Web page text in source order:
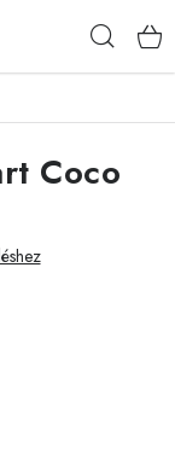
Coco